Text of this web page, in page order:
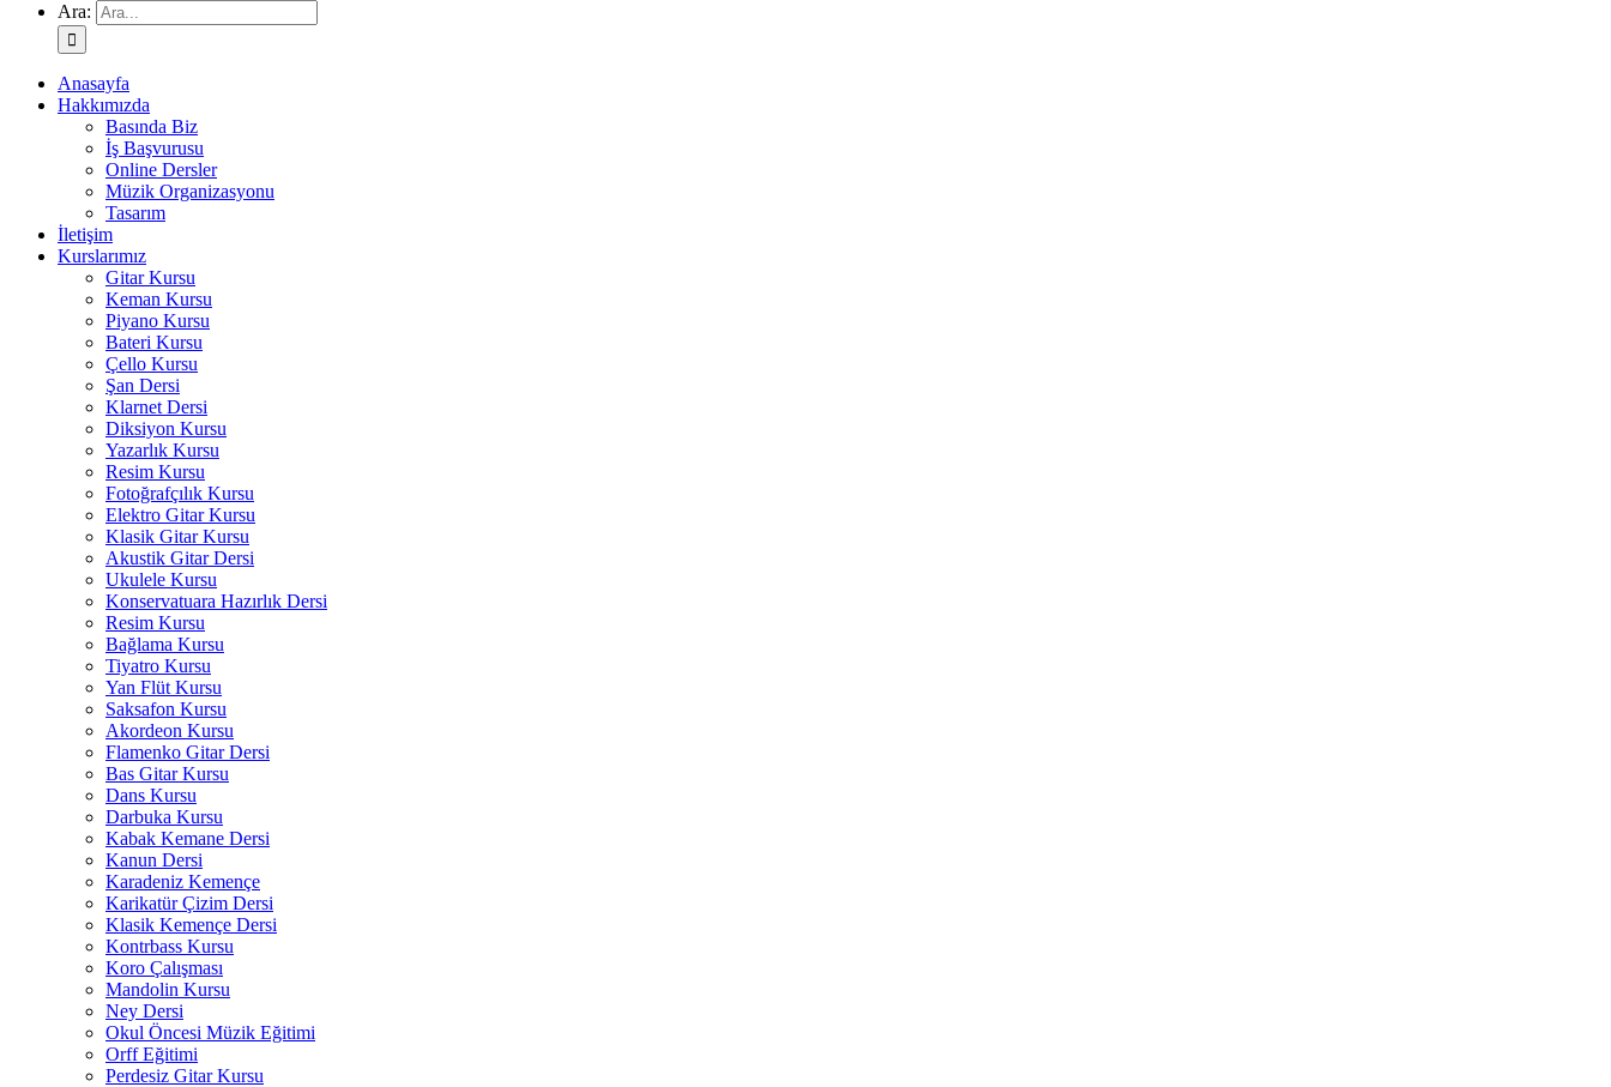
Ara:
Anasayfa
Hakkımızda
Basında Biz
İş Başvurusu
Online Dersler
Müzik Organizasyonu
Tasarım
İletişim
Kurslarımız
Gitar Kursu
Keman Kursu
Piyano Kursu
Bateri Kursu
Çello Kursu
Şan Dersi
Klarnet Dersi
Diksiyon Kursu
Yazarlık Kursu
Resim Kursu
Fotoğrafçılık Kursu
Elektro Gitar Kursu
Klasik Gitar Kursu
Akustik Gitar Dersi
Ukulele Kursu
Konservatuara Hazırlık Dersi
Resim Kursu
Bağlama Kursu
Tiyatro Kursu
Yan Flüt Kursu
Saksafon Kursu
Akordeon Kursu
Flamenko Gitar Dersi
Bas Gitar Kursu
Dans Kursu
Darbuka Kursu
Kabak Kemane Dersi
Kanun Dersi
Karadeniz Kemençe
Karikatür Çizim Dersi
Klasik Kemençe Dersi
Kontrbass Kursu
Koro Çalışması
Mandolin Kursu
Ney Dersi
Okul Öncesi Müzik Eğitimi
Orff Eğitimi
Perdesiz Gitar Kursu